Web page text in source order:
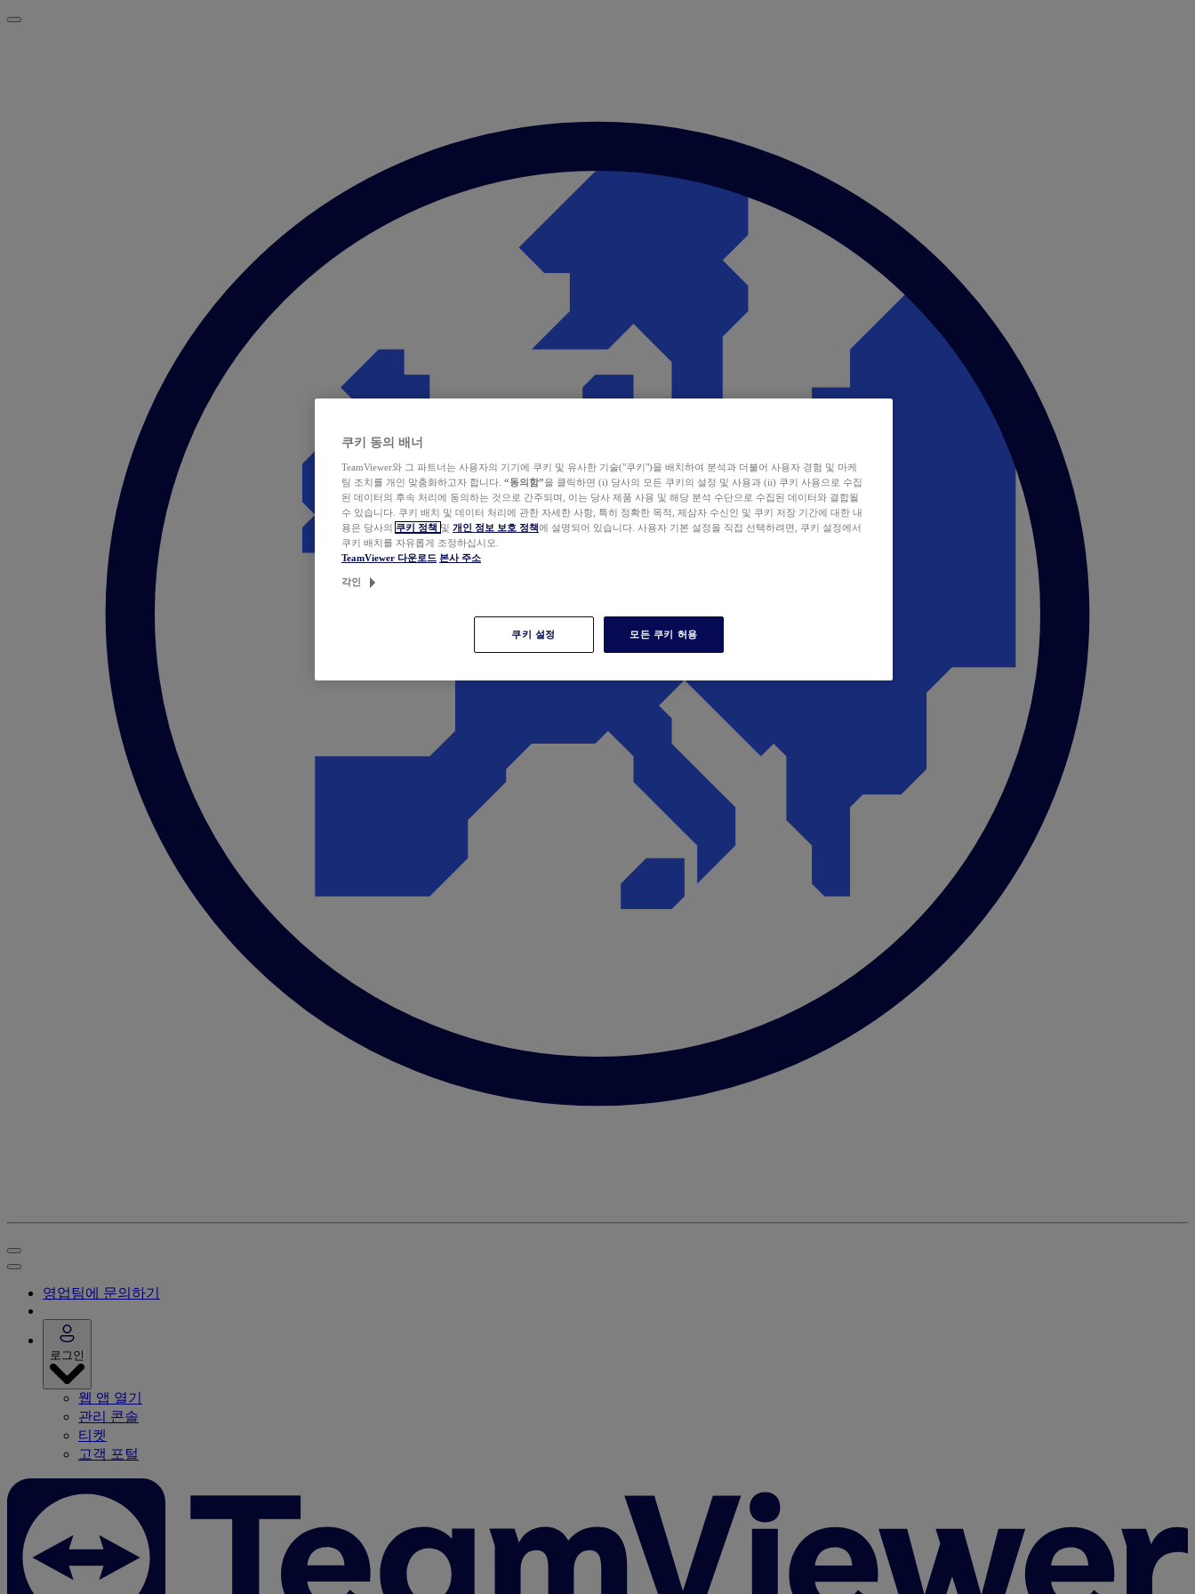
영업팀에 문의하기
로그인
웹 앱 열기
관리 콘솔
티켓
고객 포털
쿠키 동의 배너
TeamViewer와 그 파트너는 사용자의 기기에 쿠키 및 유사한 기술("쿠키")을 배치하여 분석과 더불어 사용자 경험 및 마케
팅 조치를 개인 맞춤화하고자 합니다. “동의함”을 클릭하면 (i) 당사의 모든 쿠키의 설정 및 사용과 (ii) 쿠키 사용으로 수집
된 데이터의 후속 처리에 동의하는 것으로 간주되며, 이는 당사 제품 사용 및 해당 분석 수단으로 수집된 데이터와 결합될
수 있습니다. 쿠키 배치 및 데이터 처리에 관한 자세한 사항, 특히 정확한 목적, 제삼자 수신인 및 쿠키 저장 기간에 대한 내
용은 당사의 쿠키 정책 및 개인 정보 보호 정책에 설명되어 있습니다. 사용자 기본 설정을 직접 선택하려면, 쿠키 설정에서
쿠키 배치를 자유롭게 조정하십시오.
TeamViewer 다운로드 본사 주소
각인
쿠키 설정 모든 쿠키 허용